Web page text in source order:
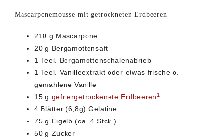
Mascarponemousse mit getrockneten Erdbeeren
210 g Mascarpone
20 g Bergamottensaft
1 Teel. Bergamottenschalenabrieb
1 Teel. Vanilleextrakt oder etwas frische o.
gemahlene Vanille
15 g gefriergetrockenete Erdbeeren 1
4 Blätter (6,8g) Gelatine
75 g Eigelb (ca. 4 Stck.)
50 g Zucker